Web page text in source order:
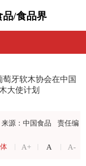
品/食品界
牙软木协会在中国
大使计划
来源：中国食品
责任编
A+ A A-